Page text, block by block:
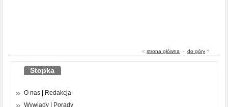
« strona główna - do góry ^
Stopka
O nas | Redakcja
Wywiady | Porady